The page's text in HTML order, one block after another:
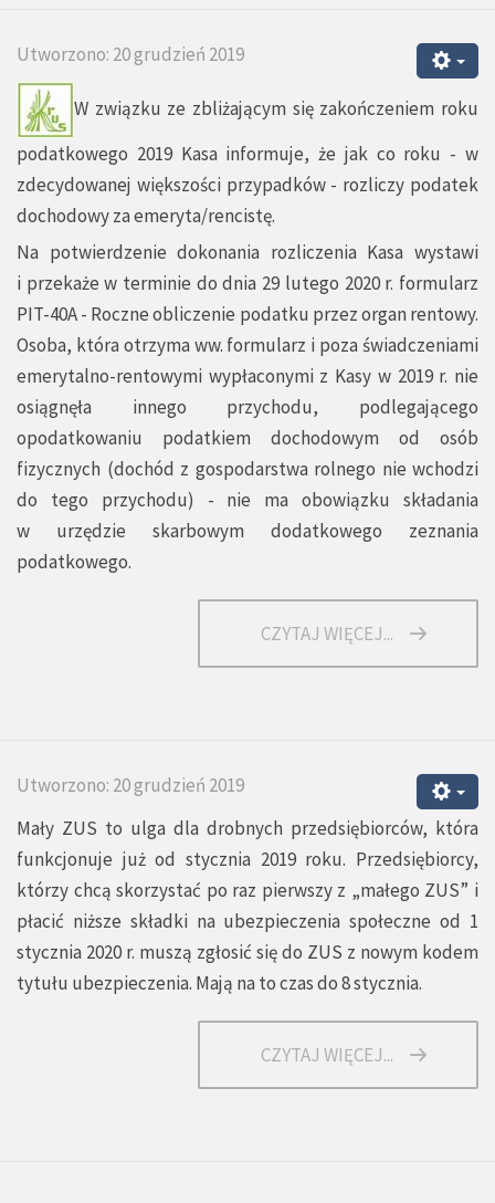
Utworzono: 20 grudzień 2019
W związku ze zbliżającym się zakończeniem roku
podatkowego 2019 Kasa informuje, że jak co roku - w
zdecydowanej większości przypadków - rozliczy podatek
dochodowy za emeryta/rencistę.
Na potwierdzenie dokonania rozliczenia Kasa wystawi
i przekaże w terminie do dnia 29 lutego 2020 r. formularz
PIT-40A - Roczne obliczenie podatku przez organ rentowy.
Osoba, która otrzyma ww. formularz i poza świadczeniami
emerytalno-rentowymi wypłaconymi z Kasy w 2019 r. nie
osiągnęła innego przychodu, podlegającego
opodatkowaniu podatkiem dochodowym od osób
fizycznych (dochód z gospodarstwa rolnego nie wchodzi
do tego przychodu) - nie ma obowiązku składania
w urzędzie skarbowym dodatkowego zeznania
podatkowego.
CZYTAJ WIĘCEJ...
Utworzono: 20 grudzień 2019
Mały ZUS to ulga dla drobnych przedsiębiorców, która
funkcjonuje już od stycznia 2019 roku. Przedsiębiorcy,
którzy chcą skorzystać po raz pierwszy z „małego ZUS” i
płacić niższe składki na ubezpieczenia społeczne od 1
stycznia 2020 r. muszą zgłosić się do ZUS z nowym kodem
tytułu ubezpieczenia. Mają na to czas do 8 stycznia.
CZYTAJ WIĘCEJ...